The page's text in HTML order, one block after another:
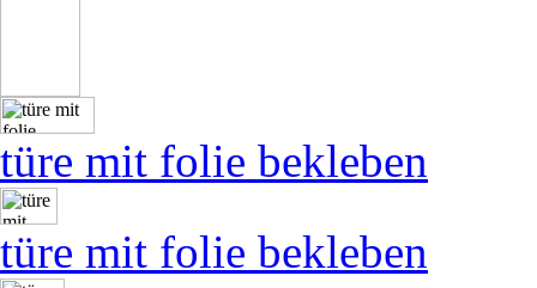
türe mit folie bekleben
türe mit folie bekleben